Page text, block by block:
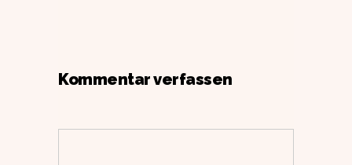
Kommentar verfassen